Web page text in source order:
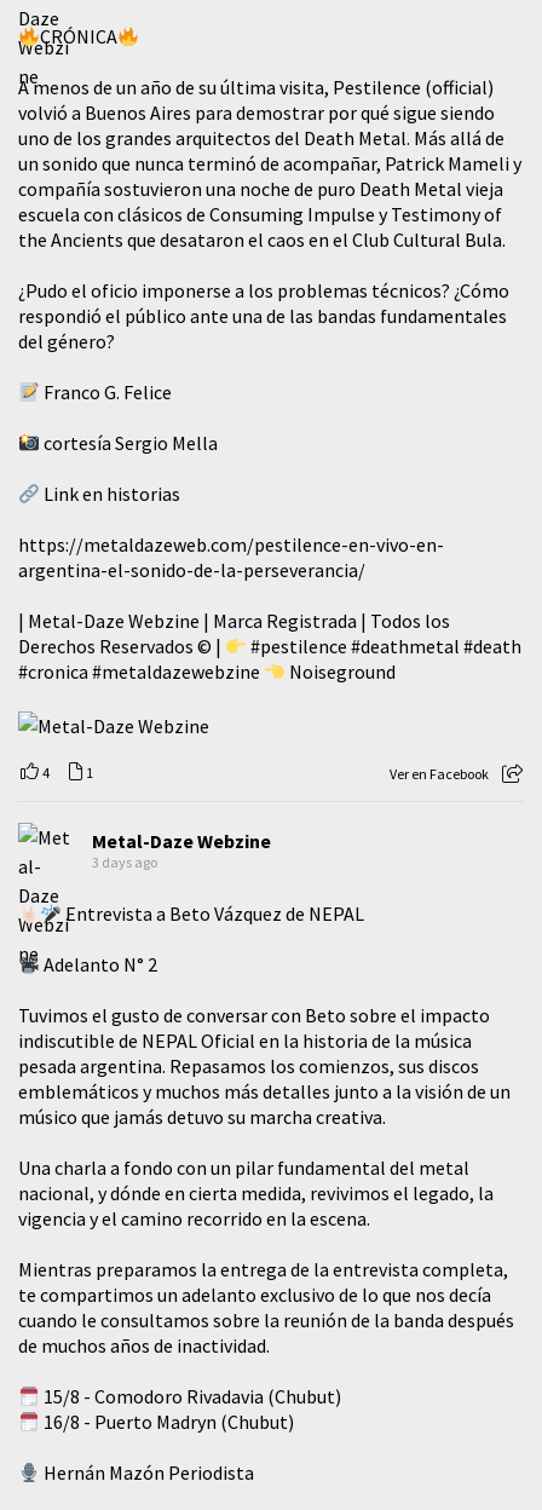
CRÓNICA
A menos de un año de su última visita, Pestilence (official)
volvió a Buenos Aires para demostrar por qué sigue siendo
uno de los grandes arquitectos del Death Metal. Más allá de
un sonido que nunca terminó de acompañar, Patrick Mameli y
compañía sostuvieron una noche de puro Death Metal vieja
escuela con clásicos de Consuming Impulse y Testimony of
the Ancients que desataron el caos en el Club Cultural Bula.
¿Pudo el oficio imponerse a los problemas técnicos? ¿Cómo
respondió el público ante una de las bandas fundamentales
del género?
Franco G. Felice
cortesía Sergio Mella
Link en historias
https://metaldazeweb.com/pestilence-en-vivo-en-
argentina-el-sonido-de-la-perseverancia/
| Metal-Daze Webzine | Marca Registrada | Todos los
Derechos Reservados © |
#pestilence #deathmetal #death
#cronica #metaldazewebzine Noiseground
4 1 Ver en Facebook
Metal-Daze Webzine
3 days ago
Entrevista a Beto Vázquez de NEPAL
Adelanto N° 2
Tuvimos el gusto de conversar con Beto sobre el impacto
indiscutible de NEPAL Oficial en la historia de la música
pesada argentina. Repasamos los comienzos, sus discos
emblemáticos y muchos más detalles junto a la visión de un
músico que jamás detuvo su marcha creativa.
​Una charla a fondo con un pilar fundamental del metal
nacional, y dónde en cierta medida, revivimos el legado, la
vigencia y el camino recorrido en la escena.
Mientras preparamos la entrega de la entrevista completa,
te compartimos un adelanto exclusivo de lo que nos decía
cuando le consultamos sobre la reunión de la banda después
de muchos años de inactividad.
15/8 - Comodoro Rivadavia (Chubut)
16/8 - Puerto Madryn (Chubut)
Hernán Mazón Periodista